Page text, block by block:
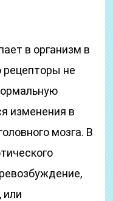
в организм в
рецепторы не
изменения в
мозга. В
или